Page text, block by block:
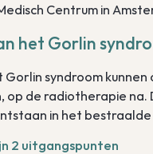
Centrum in
het Gorlin
Gorlin syndroom
op de radiotherapie
in het
2 uitgangspunten